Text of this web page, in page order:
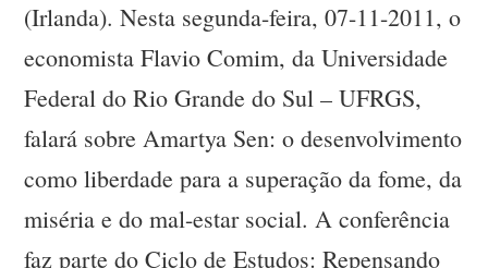
(Irlanda). Nesta segunda-feira, 07-11-2011, o
economista Flavio Comim, da Universidade
Federal do Rio Grande do Sul – UFRGS,
falará sobre Amartya Sen: o desenvolvimento
como liberdade para a superação da fome, da
miséria e do mal-estar social. A conferência
faz parte do Ciclo de Estudos: Repensando